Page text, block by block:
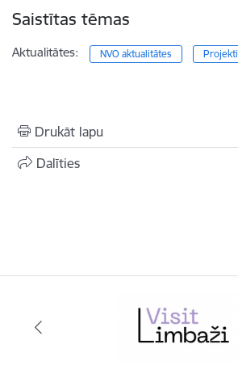
Saistītas tēmas
Aktualitātes: NVO aktualitātes Projekti
Drukāt lapu
Dalīties